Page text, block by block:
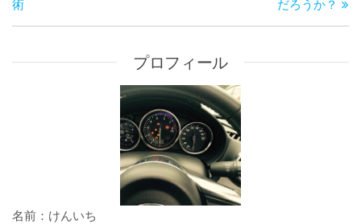
ナ
ビ
ー
の
投
術
稿
だろうか？
プロフィール
名前：けんいち